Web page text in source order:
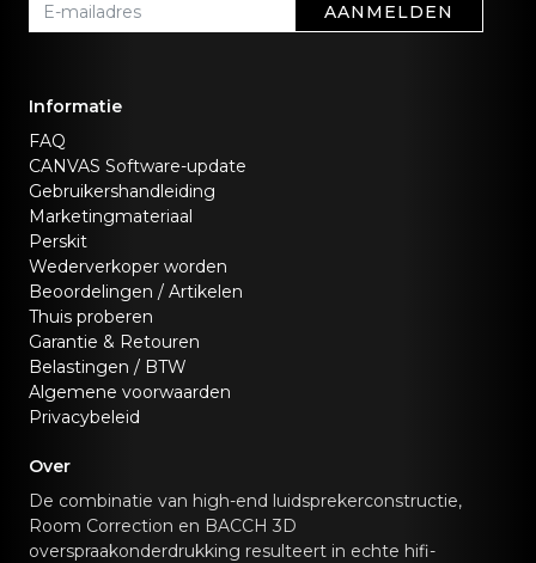
AANMELDEN
Informatie
FAQ
CANVAS Software-update
Gebruikershandleiding
Marketingmateriaal
Perskit
Wederverkoper worden
Beoordelingen / Artikelen
Thuis proberen
Garantie & Retouren
Belastingen / BTW
Algemene voorwaarden
Privacybeleid
Over
De combinatie van high-end luidsprekerconstructie,
Room Correction en BACCH 3D
overspraakonderdrukking resulteert in echte hifi-